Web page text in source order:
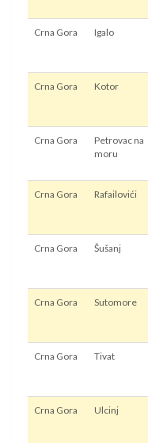
Crna Gora Igalo
Crna Gora Kotor
Crna Gora
Petrovac na
moru
Crna Gora Rafailovići
Crna Gora Šušanj
Crna Gora Sutomore
Crna Gora Tivat
Crna Gora Ulcinj